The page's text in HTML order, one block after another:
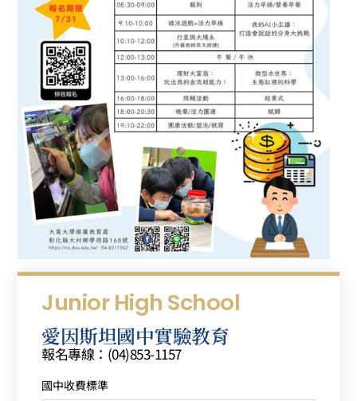
Junior High School
愛因斯坦國中實驗教育
報名專線：(04)853-1157
國中收費標準